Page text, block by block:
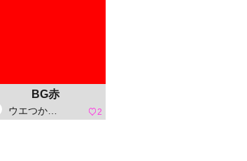
BG赤
ウエつかさ(鋭画計画) 2